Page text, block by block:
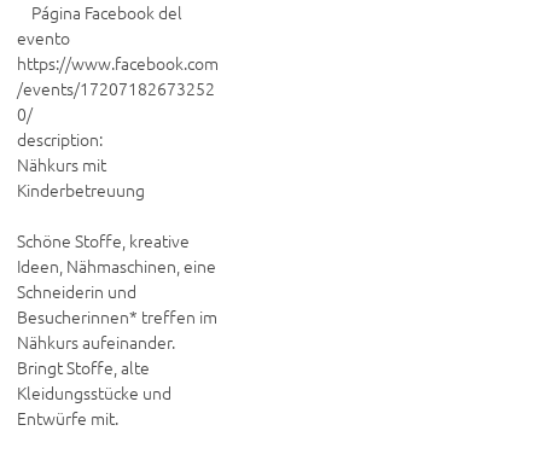
evento
https://www.facebook.com
/events/17207182673252
0/
description:
Nähkurs mit
Kinderbetreuung
Schöne Stoffe, kreative
Ideen, Nähmaschinen, eine
Schneiderin und
Besucherinnen* treffen im
Nähkurs aufeinander.
Bringt Stoffe, alte
Kleidungsstücke und
Entwürfe mit.